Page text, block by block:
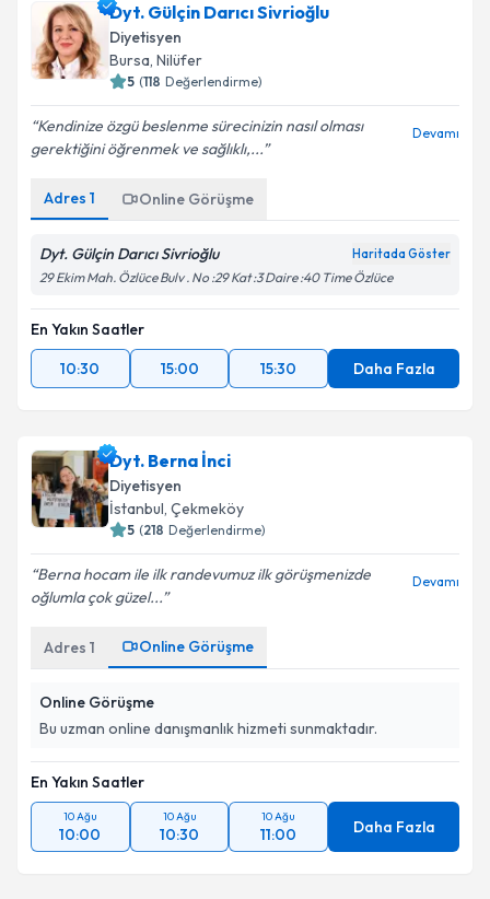
Dyt. Gülçin Darıcı Sivrioğlu
Diyetisyen
Bursa, Nilüfer
5 (118 Değerlendirme)
Kendinize özgü beslenme sürecinizin nasıl olması
gerektiğini öğrenmek ve sağlıklı,...
Devamı
Adres 1 Online Görüşme
Dyt. Gülçin Darıcı Sivrioğlu Haritada Göster
29 Ekim Mah. Özlüce Bulv . No :29 Kat :3 Daire :40 Time Özlüce
En Yakın Saatler
10:30
15:00 15:30 Daha Fazla
Dyt. Berna İnci
Diyetisyen
İstanbul, Çekmeköy
5 (218 Değerlendirme)
Berna hocam ile ilk randevumuz ilk görüşmenizde
oğlumla çok güzel...
Devamı
Adres 1 Online Görüşme
Online Görüşme
Bu uzman online danışmanlık hizmeti sunmaktadır.
En Yakın Saatler
10 Ağu
10:00
10 Ağu
10:30
10 Ağu
11:00 Daha Fazla